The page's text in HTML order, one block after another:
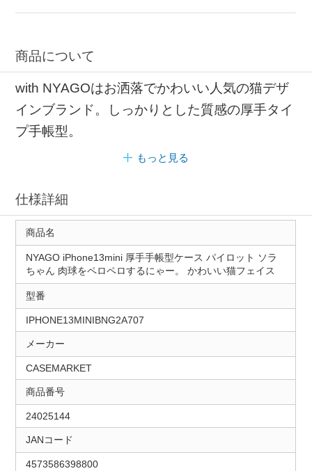
手帳型ケース カードポケット
商品について
with NYAGOはお洒落でかわいい人気の猫デザ
インブランド。しっかりとした質感の厚手タイ
プ手帳型。
もっと見る
仕様詳細
商品名
NYAGO iPhone13mini 厚手手帳型ケース パイロット ソラ
ちゃん 肉球をペロペロするにゃー。 かわいい猫フェイス
型番
IPHONE13MINIBNG2A707
メーカー
CASEMARKET
商品番号
24025144
JANコード
4573586398800